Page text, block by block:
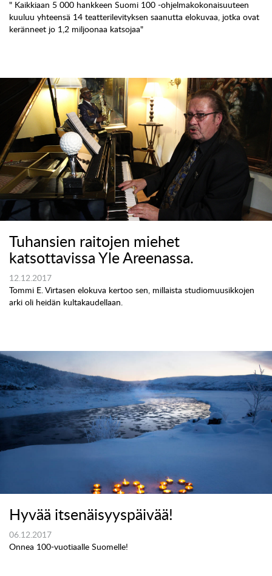
" Kaikkiaan 5 000 hankkeen Suomi 100 -ohjelmakokonaisuuteen
kuuluu yhteensä 14 teatterilevityksen saanutta elokuvaa, jotka ovat
keränneet jo 1,2 miljoonaa katsojaa"
Tuhansien raitojen miehet
katsottavissa Yle Areenassa.
12.12.2017
Tommi E. Virtasen elokuva kertoo sen, millaista studiomuusikkojen
arki oli heidän kultakaudellaan.
Hyvää itsenäisyyspäivää!
06.12.2017
Onnea 100-vuotiaalle Suomelle!